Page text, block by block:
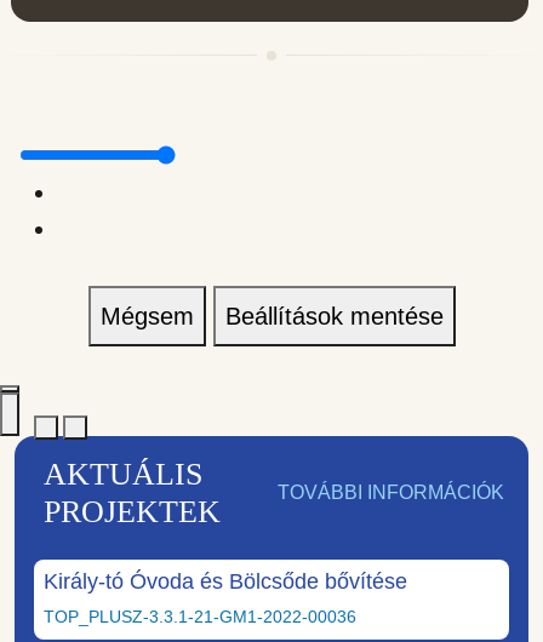
Mégsem Beállítások mentése
AKTUÁLIS
PROJEKTEK
TOVÁBBI INFORMÁCIÓK
Király-tó Óvoda és Bölcsőde bővítése
TOP_PLUSZ-3.3.1-21-GM1-2022-00036